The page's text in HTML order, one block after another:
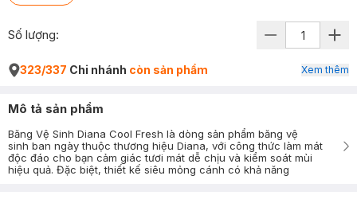
Số lượng:
323/337 Chi nhánh còn sản phẩm Xem thêm
Mô tả sản phẩm
Băng Vệ Sinh Diana Cool Fresh là dòng sản phẩm băng vệ
sinh ban ngày thuộc thương hiệu Diana, với công thức làm mát
độc đáo cho bạn cảm giác tươi mát dễ chịu và kiểm soát mùi
hiệu quả. Đặc biệt, thiết kế siêu mỏng cánh có khả năng